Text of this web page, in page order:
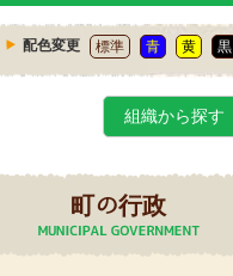
配色変更 標準 青 黄 黒
組織から探す
町の行政